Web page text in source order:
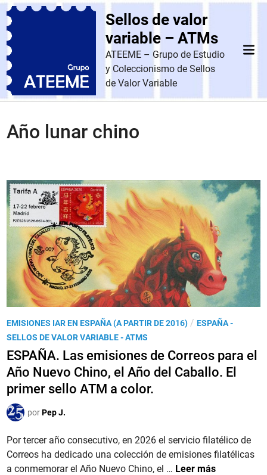
Saltar
contenido
Sellos de valor
variable – ATMs
ATEEME – Grupo de Estudio
y Coleccionismo de Sellos
de Valor Variable
Año lunar chino
P
u
b
i
c
a
d
o
e
n
EMISIONES IAR EN ESPAÑA (A PARTIR DE 2016) /ESPAÑA -
SELLOS DE VALOR VARIABLE - ATMS
ESPAÑA. Las emisiones de Correos para el
Año Nuevo Chino, el Año del Caballo. El
primer sello ATM a color.
porPep J.
Por tercer año consecutivo, en 2026 el servicio filatélico de
Correos ha dedicado una colección de emisiones filatélicas
a conmemorar el Año Nuevo Chino, el … ELeer más